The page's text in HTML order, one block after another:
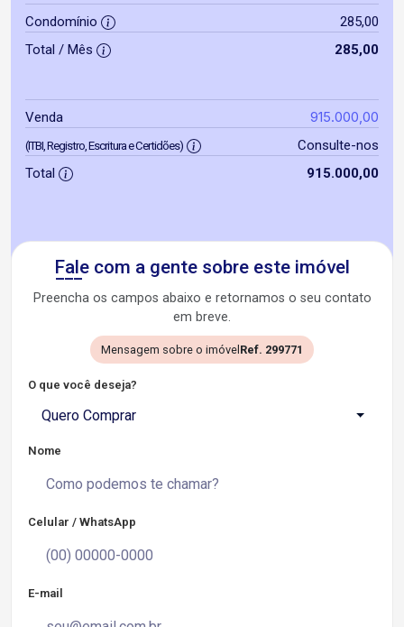
Condomínio
285,00
Total / Mês
285,00
Venda 915.000,00
(ITBI, Registro, Escritura e Certidões)
Consulte-nos
Total
915.000,00
Fale com a gente sobre este imóvel
Preencha os campos abaixo e retornamos o seu contato
em breve.
Mensagem sobre o imóvel Ref. 299771
O que você deseja?
Quero Comprar
Nome
Celular / WhatsApp
E-mail